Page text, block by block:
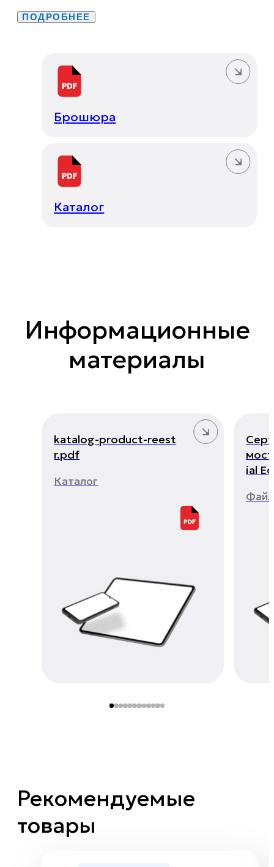
ПОДРОБНЕЕ
Брошюра
Каталог
Информационные
материалы
katalog-product-reest
r.pdf
Каталог
ial
Рекомендуемые
товары